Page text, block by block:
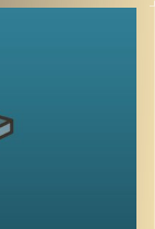
קולה באותה
מותגים
והמדיה,
לשטחי
את המטרות